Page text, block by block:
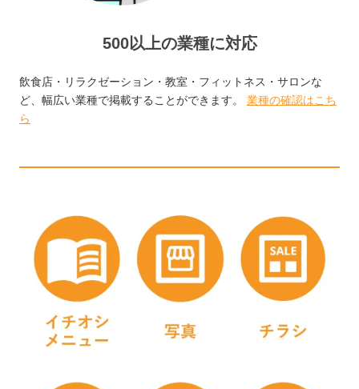
500以上の業種に対応
飲食店・リラクゼーション・教室・フィットネス・サロンな
ど、幅広い業種で掲載することができます。 業種の確認はこち
ら